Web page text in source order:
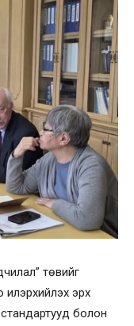
төвийг
илэрхийлэх эрх
болон